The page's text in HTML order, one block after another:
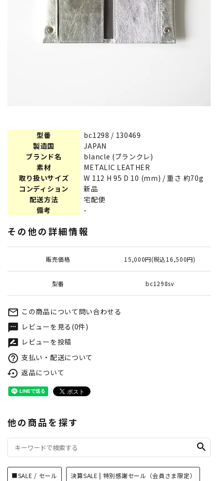
型番
bc1298 / 130469
製造国
JAPAN
ブランド名
blancle (ブランクレ)
素材
METALIC LEATHER
取り扱いサイズ
W 112 H 95 D 10 (mm) / 重さ 約70g
コンディション
新品
配送方法
宅配便
備考
-
その他の詳細情報
販売価格 15,000円(税込16,500円)
型番 bc1298sv
mail_outline この商品について問い合わせる
textsms レビューを見る(0件)
rate_review レビューを投稿
help_outline 支払い・配送について
settings_backup_restore 返品について
他の商品を探す
search
■SALE / セール 決算SALE | 特別感謝セール（会員さま限定）